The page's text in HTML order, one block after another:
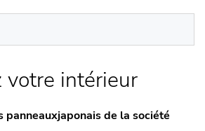
votre intérieur
panneauxjaponais de la société